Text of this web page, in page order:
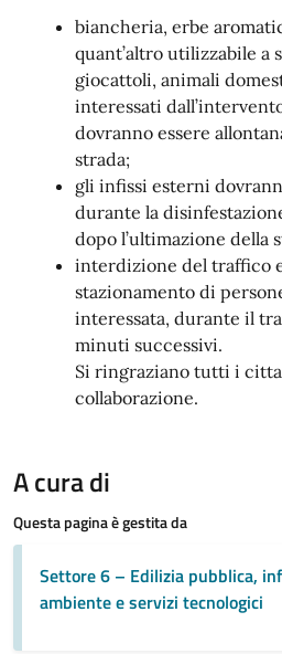
biancheria, erbe
quant’altro utilizzabile a
giocattoli, animali
interessati
dovranno essere
strada;
gli infissi esterni
durante la
dopo l’ultimazione della
interdizione del traffico
stazionamento di
interessata, durante il
minuti successivi.
Si ringraziano tutti i
collaborazione.
A cura di
Questa pagina è gestita da
Settore 6 – Edilizia pubblica,
ambiente e servizi tecnologici